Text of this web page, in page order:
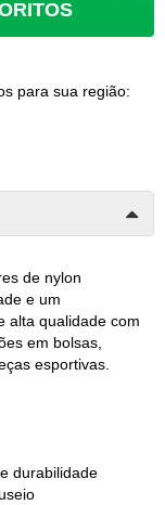
para sua região:
de nylon
e um
alta qualidade com
em bolsas,
esportivas.
durabilidade